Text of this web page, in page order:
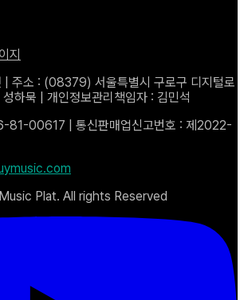
지
| 주소 : (08379) 서울특별시 구로구 디지털로
하묵 | 개인정보관리책임자 : 김민석
81-00617 | 통신판매업신고번호 : 제2022-
Music Plat. All rights Reserved